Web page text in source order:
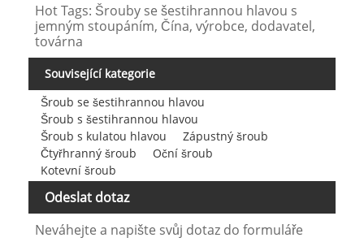
Hot Tags: Šrouby se šestihrannou hlavou s
jemným stoupáním, Čína, výrobce, dodavatel,
továrna
Související kategorie
Šroub se šestihrannou hlavou
Šroub s šestihrannou hlavou
Šroub s kulatou hlavou
Zápustný šroub
Čtyřhranný šroub
Oční šroub
Kotevní šroub
Odeslat dotaz
Neváhejte a napište svůj dotaz do formuláře